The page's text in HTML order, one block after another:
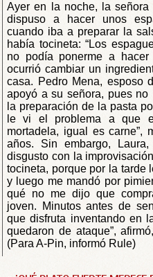
Ayer en la noche, la
dispuso a hacer unos
cuando iba a preparar la
había tocineta: “Los
no podía ponerme a
ocurrió cambiar un
casa. Pedro Mena, esposo
apoyó a su señora, pues
la preparación de la pasta
le vi el problema a que
mortadela, igual es carne”,
años. Sin embargo,
disgusto con la
tocineta, porque por la tarde
y luego me mandó por
qué no me dijo que
joven. Minutos antes de
que disfruta inventando en
quedaron de ataque”,
(Para A-Pin, informó Rule)